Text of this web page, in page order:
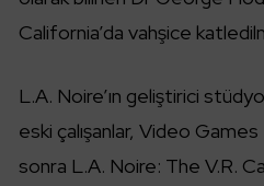
California’da vahşice
L.A. Noire’ın geliştirici
eski çalışanlar, Video
sonra L.A. Noire: The V.R.